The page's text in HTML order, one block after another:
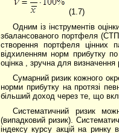
(1.7)
Одним із інструментів
збалансованого портфеля
створення портфеля цінних
відхиленням норм прибутку
оцінка , зручна для
Сумарний ризик кожного
норми прибутку на протязі
більший доход через те, що
Систематичний ризик
(випадковий ризик).
індексу курсу акцій на ринку